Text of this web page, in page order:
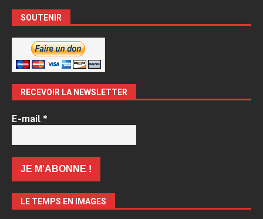
SOUTENIR
RECEVOIR LA NEWSLETTER
E-mail*
LE TEMPS EN IMAGES